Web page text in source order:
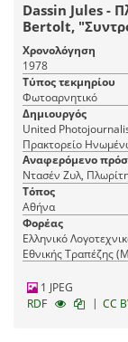
Dassin Jules -
Bertolt,
Χρονολόγηση
1978
Τύπος τεκμηρίου
Φωτοαρνητικό
Δημιουργός
United Photojournalists Agency Athens,
Πρακτορείο Ηνωμένων
Πεσμαζόγλου, τηλ.
Αναφερόμενο
Ντασέν Ζυλ,
Τόπος
Αθήνα
Φορέας
Ελληνικό
Εθνικής Τραπέζης
1 JPEG
RDF
| CC